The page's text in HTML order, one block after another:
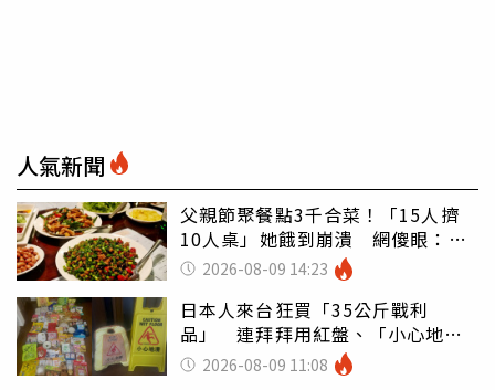
人氣新聞
父親節聚餐點3千合菜！「15人擠
10人桌」她餓到崩潰 網傻眼：讓
店家看笑話
2026-08-09 14:23
日本人來台狂買「35公斤戰利
品」 連拜拜用紅盤、「小心地
滑」告示牌也帶回家
2026-08-09 11:08